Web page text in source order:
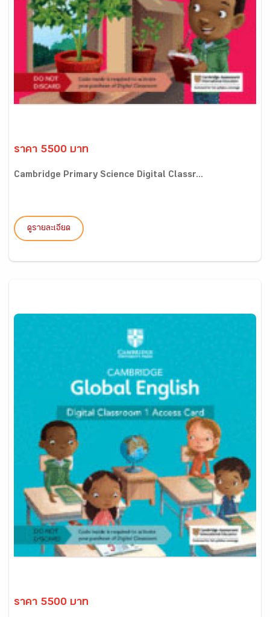
ราคา 5500 บาท
Cambridge Primary Science Digital Classr...
ดูรายละเอียด
ราคา 5500 บาท